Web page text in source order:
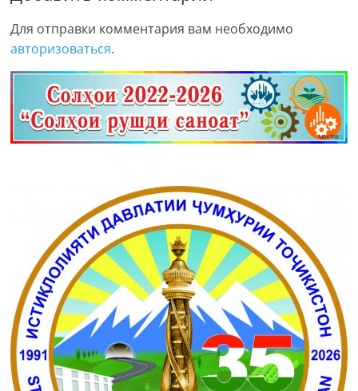
Для отправки комментария вам необходимо
авторизоваться.